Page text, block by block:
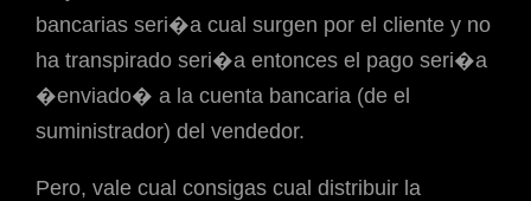
bancarias seri�a cual surgen por el cliente y no
ha transpirado seri�a entonces el pago seri�a
�enviado� a la cuenta bancaria (de el
suministrador) del vendedor.
Pero, vale cual consigas cual distribuir la